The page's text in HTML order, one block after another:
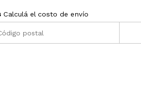
Calculá el costo de envío